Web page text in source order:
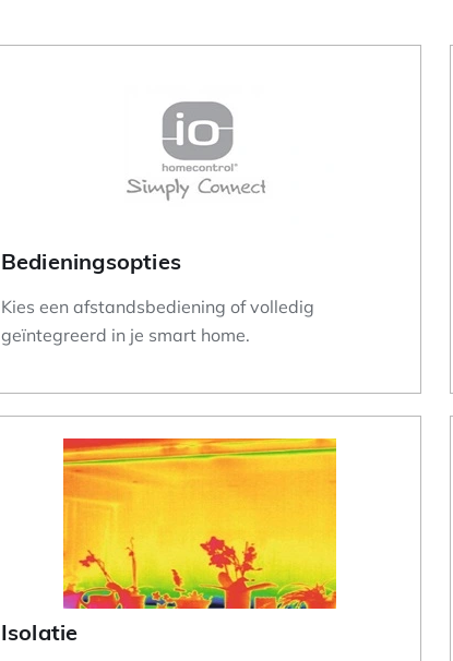
Bedieningsopties
Kies een afstandsbediening of volledig
geïntegreerd in je smart home.
Isolatie